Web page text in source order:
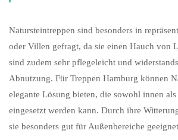
Natursteintreppen sind besonders in
oder Villen gefragt, da sie einen Hauch von
sind zudem sehr pflegeleicht und
Abnutzung. Für Treppen Hamburg können
elegante Lösung bieten, die sowohl innen als
eingesetzt werden kann. Durch ihre
sie besonders gut für Außenbereiche